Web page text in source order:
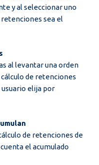
y al seleccionar uno
sea el
al levantar una orden
de retenciones
usuario elija por
de retenciones de
el acumulado